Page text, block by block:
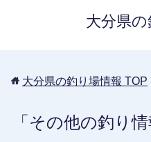
大分県
大分県の釣り場情報 TOP
「その他の釣り